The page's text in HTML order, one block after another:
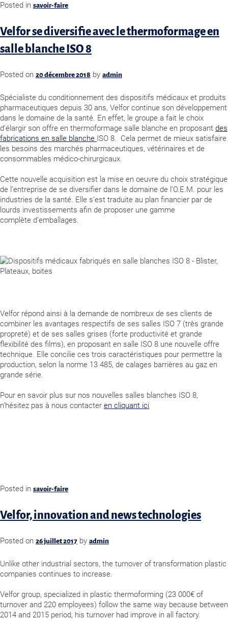
Posted in savoir-faire
Velfor se diversifie avec le thermoformage en
salle blanche ISO 8
Posted on 20 décembre 2018 by admin
Spécialiste du conditionnement des dispositifs médicaux et produits
pharmaceutiques depuis 30 ans, Velfor continue son développement
dans le domaine de la santé. En effet, le groupe a fait le choix
d’élargir son offre en thermoformage salle blanche en proposant des
fabrications en salle blanche ISO 8. Cela permet de mieux satisfaire
les besoins des marchés pharmaceutiques, vétérinaires et de
consommables médico-chirurgicaux.
Cette nouvelle acquisition est la mise en oeuvre du choix stratégique
de l’entreprise de se diversifier dans le domaine de l’O.E.M. pour les
industries de la santé. Elle s’est traduite au plan financier par de
lourds investissements afin de proposer une gamme
complète d’emballages.
Velfor répond ainsi à la demande de nombreux de ses clients de
combiner les avantages respectifs de ses salles ISO 7 (très grande
propreté) et de ses salles grises (forte productivité et grande
flexibilité des films), en proposant en salle ISO 8 une nouvelle offre
technique. Elle concilie ces trois caractéristiques pour permettre la
production, selon la norme 13 485, de calages barrières au gaz en
grande série.
Pour en savoir plus sur nos nouvelles salles blanches ISO 8,
n’hésitez pas à nous contacter en cliquant ici
Posted in savoir-faire
Velfor, innovation and news technologies
Posted on 26 juillet 2017 by admin
Unlike other industrial sectors, the turnover of transformation plastic
companies continues to increase.
Velfor group, specialized in plastic thermoforming (23 000€ of
turnover and 220 employees) follow the same way because between
2014 and 2015 period, his turnover had improve in all factory.